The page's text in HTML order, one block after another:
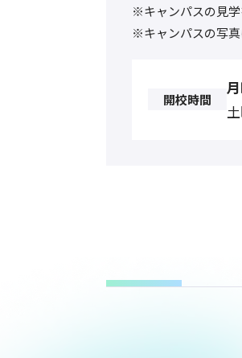
※キャンパスの見
※キャンパスの写真
開校時間